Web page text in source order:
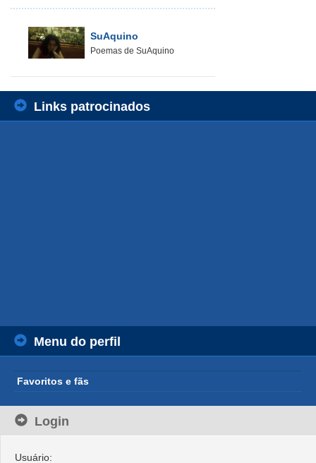
SuAquino
Poemas de SuAquino
Links patrocinados
Menu do perfil
Favoritos e fãs
Login
Usuário: